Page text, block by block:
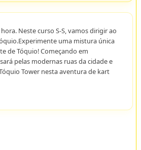
Neste curso S-S, vamos dirigir ao
uma mistura única
de Tóquio! Começando em
pelas modernas ruas da cidade e
Tower nesta aventura de kart